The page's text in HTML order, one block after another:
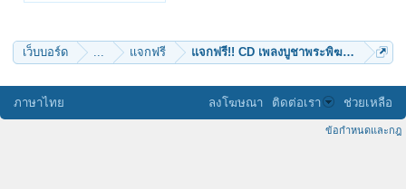
waythai
Fuangfah
กุนเชียง
คิงส์
tonkla
Is'Me
เว็บบอร์ด ... แจกฟรี แจกฟรี!! CD เพลงบูชาพระพิฆเนศ + เพล
ภาษาไทย ลงโฆษณา ติดต่อเรา ช่วยเหลือ
ข้อกำหนดและกฎ